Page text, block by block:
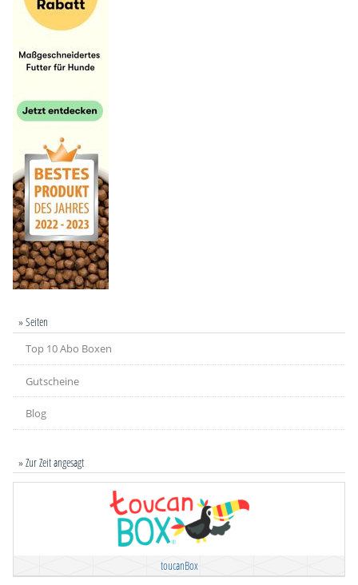
» Seiten
Top 10 Abo Boxen
Gutscheine
Blog
» Zur Zeit angesagt
toucanBox